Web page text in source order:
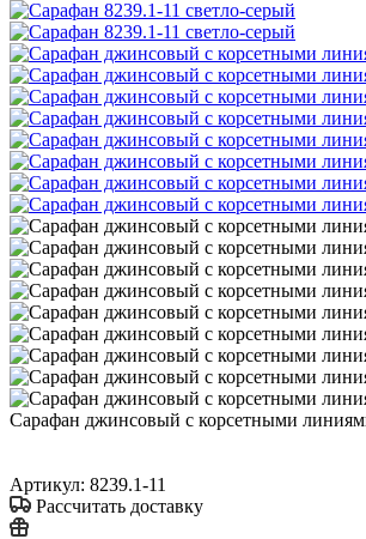
Сарафан джинсовый с корсетными
Артикул: 8239.1-11
Рассчитать доставку